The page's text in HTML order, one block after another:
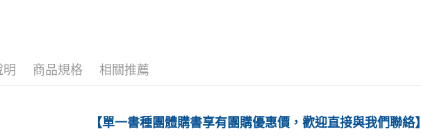
明 商品規格 相關推薦
【單一書種團體購書享有團購優惠價，歡迎直接與我們聯絡】